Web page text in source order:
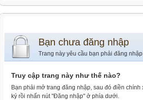
Bạn chưa đăng nhập
Trang này yêu cầu bạn phải đăng
Truy cập trang này như thế nào?
Bạn phải mở trang đăng nhập, sau đó điền
ký rồi nhấn nút "Đăng nhập" ở phía dưới.